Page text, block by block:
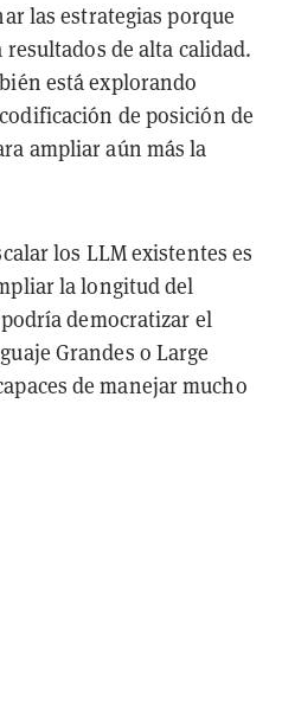
las estrategias porque
de alta calidad.
está explorando
de posición de
ampliar aún más la
los LLM existentes es
la longitud del
democratizar el
Grandes o Large
de manejar mucho